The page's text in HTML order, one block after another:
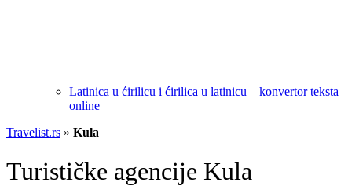
Latinica u ćirilicu i ćirilica u latinicu – konvertor teksta
online
Travelist.rs » Kula
Turističke agencije Kula